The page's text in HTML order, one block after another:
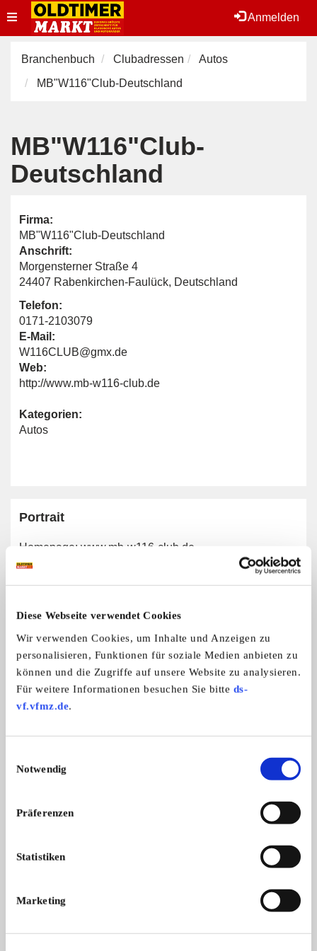
Diese Webseite verwendet Cookies
Wir verwenden Cookies, um Inhalte und Anzeigen zu
personalisieren, Funktionen für soziale Medien anbieten zu
können und die Zugriffe auf unsere Website zu analysieren.
Für weitere Informationen besuchen Sie bitte ds-
vf.vfmz.de.
Notwendig
Präferenzen
Statistiken
Marketing
Anmelden
Toggle
navigation
Branchenbuch Clubadressen
Autos
MB"W116"Club-Deutschland
MB"W116"Club-
Deutschland
Firma:
MB"W116"Club-Deutschland
Anschrift:
Morgensterner Straße 4
24407 Rabenkirchen-Faulück, Deutschland
Telefon:
0171-2103079
E-Mail:
W116CLUB@gmx.de
Web:
http://www.mb-w116-club.de
Kategorien:
Autos
Portrait
Homepage: www.mb-w116-club.de
Automarken:
Mercedes-Benz
Sie vertreten dieses Unternehmen? Übernehmen Sie
jetzt diesen Branchenbuch-Eintrag um ihn zu